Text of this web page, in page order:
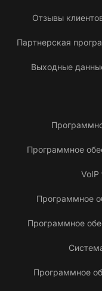
Отзывы
Партнерская
Выходные
Программное
VoIP
Программное
Программное
Программное